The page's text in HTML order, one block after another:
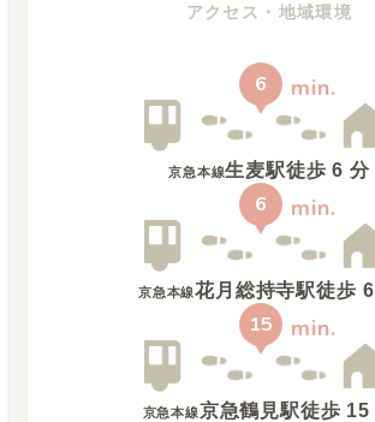
アクセス・地域環境
6 min.
京急本線生麦駅徒歩 6 分
6 min.
京急本線花月総持寺駅徒歩 6
15 min.
京急本線京急鶴見駅徒歩 15